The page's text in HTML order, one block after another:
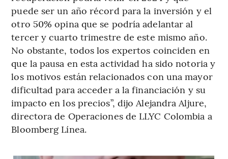
puede ser un año récord para la inversión y el
otro 50% opina que se podría adelantar al
tercer y cuarto trimestre de este mismo año.
No obstante, todos los expertos coinciden en
que la pausa en esta actividad ha sido notoria y
los motivos están relacionados con una mayor
dificultad para acceder a la financiación y su
impacto en los precios”, dijo Alejandra Aljure,
directora de Operaciones de LLYC Colombia a
Bloomberg Línea.